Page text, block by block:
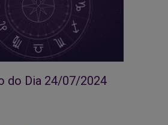
do Dia 24/07/2024